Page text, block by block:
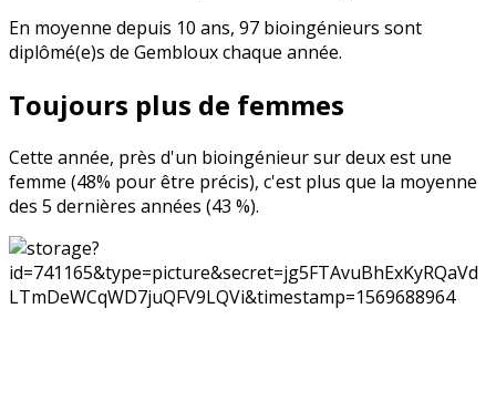
En moyenne depuis 10 ans, 97 bioingénieurs sont
diplômé(e)s de Gembloux chaque année.
Toujours plus de femmes
Cette année, près d'un bioingénieur sur deux est une
femme (48% pour être précis), c'est plus que la moyenne
des 5 dernières années (43 %).